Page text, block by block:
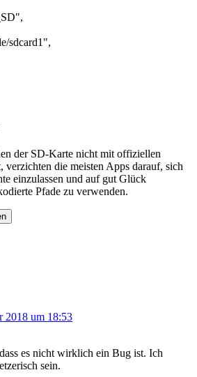
sdcard1",
der SD-Karte nicht mit offiziellen
die meisten Apps darauf, sich
einzulassen und auf gut Glück
Pfade zu verwenden.
2018 um 18:53
es nicht wirklich ein Bug ist. Ich
sein.